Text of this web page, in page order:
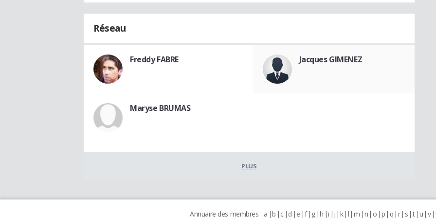
Réseau
Freddy FABRE Jacques GIMENEZ
Maryse BRUMAS
PLUS
Annuaire des membres : a b c d e f g h i j k l m n o p q r s t u v